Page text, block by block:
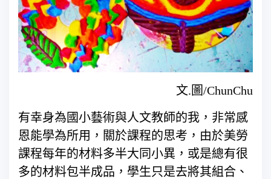
文.圖/ChunChu
有幸身為國小藝術與人文教師的我，非常感
恩能學為所用，關於課程的思考，由於美勞
課程每年的材料多半大同小異，或是總有很
多的材料包半成品，學生只是去將其組合、